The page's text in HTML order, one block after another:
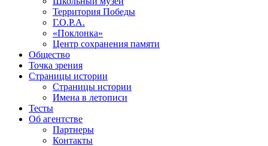
Территория Победы
Г.О.Р.А.
«Поклонка»
Центр сохранения памяти
Общество
Точка зрения
Страницы истории
Страницы истории
Имена в летописи
Тесты
Об агентстве
Партнеры
Контакты